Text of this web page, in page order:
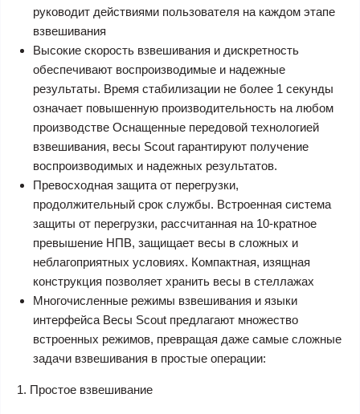
руководит действиями пользователя на каждом этапе
взвешивания
Высокие скорость взвешивания и дискретность
обеспечивают воспроизводимые и надежные
результаты. Время стабилизации не более 1 секунды
означает повышенную производительность на любом
производстве Оснащенные передовой технологией
взвешивания, весы Scout гарантируют получение
воспроизводимых и надежных результатов.
Превосходная защита от перегрузки,
продолжительный срок службы. Встроенная система
защиты от перегрузки, рассчитанная на 10-кратное
превышение НПВ, защищает весы в сложных и
неблагоприятных условиях. Компактная, изящная
конструкция позволяет хранить весы в стеллажах
Многочисленные режимы взвешивания и языки
интерфейса Весы Scout предлагают множество
встроенных режимов, превращая даже самые сложные
задачи взвешивания в простые операции:
1. Простое взвешивание